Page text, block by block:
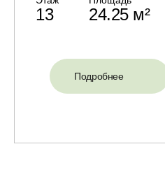
13 24.25 м²
Подробнее